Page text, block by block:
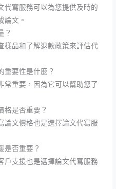
代寫服務可以為您提供及時的
論文。
？
樣品和了解退款政策來評估代
重要性是什麼？
常重要，因為它可以幫助您了
格是否重要？
論文價格也是選擇論文代寫服
是否重要？
戶支援也是選擇論文代寫服務